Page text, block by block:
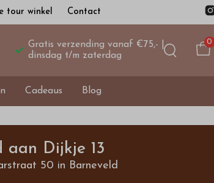
tour winkel Contact
Gratis verzending vanaf €75,- |
dinsdag t/m zaterdag
0
Cadeaus Blog
aan Dijkje 13
50 in Barneveld